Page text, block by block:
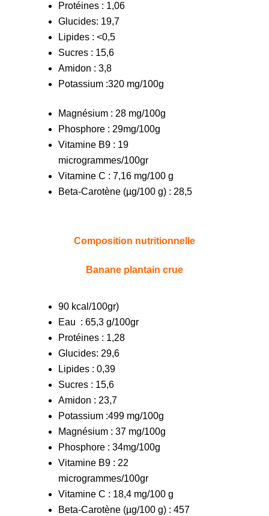
Protéines : 1,06
Glucides: 19,7
Lipides : <0,5
Sucres : 15,6
Amidon : 3,8
Potassium :320 mg/100g
Magnésium : 28 mg/100g
Phosphore : 29mg/100g
Vitamine B9 : 19
microgrammes/100gr
Vitamine C : 7,16 mg/100 g
Beta-Carotène (µg/100 g) : 28,5
Composition nutritionnelle
Banane plantain crue
90 kcal/100gr)
Eau : 65,3 g/100gr
Protéines : 1,28
Glucides: 29,6
Lipides : 0,39
Sucres : 15,6
Amidon : 23,7
Potassium :499 mg/100g
Magnésium : 37 mg/100g
Phosphore : 34mg/100g
Vitamine B9 : 22
microgrammes/100gr
Vitamine C : 18,4 mg/100 g
Beta-Carotène (µg/100 g) : 457